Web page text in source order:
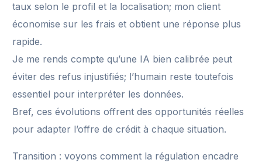
taux selon le profil et la localisation; mon client
économise sur les frais et obtient une réponse plus
rapide.
Je me rends compte qu’une IA bien calibrée peut
éviter des refus injustifiés; l’humain reste toutefois
essentiel pour interpréter les données.
Bref, ces évolutions offrent des opportunités réelles
pour adapter l’offre de crédit à chaque situation.
Transition : voyons comment la régulation encadre